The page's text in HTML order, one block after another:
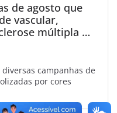
de agosto que
vascular,
múltipla e
campanhas de
por cores